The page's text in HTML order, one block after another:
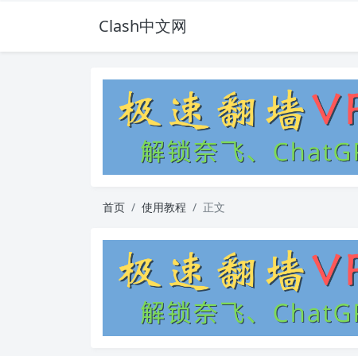
Clash中文网
首页 使用教程 正文